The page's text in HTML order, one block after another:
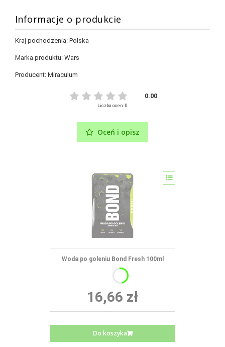
Informacje o produkcie
Kraj pochodzenia: Polska
Marka produktu: Wars
Producent: Miraculum
0.00
Liczba ocen: 0
Oceń i opisz
Woda po goleniu Bond Fresh 100ml
16,66 zł
Do koszyka